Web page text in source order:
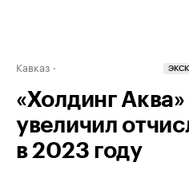
Кавказ
«Холдинг
увеличил
в 2023 году